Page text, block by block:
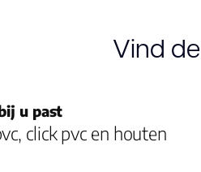
Vind
u past
click pvc en houten